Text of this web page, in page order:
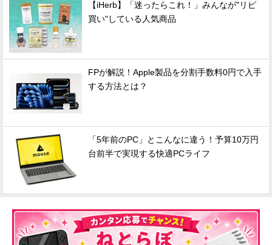
【iHerb】「迷ったらこれ！」みんなが"リピ
買い"している人気商品
FPが解説！Apple製品を分割手数料0円で入手
する方法とは？
「5年前のPC」とこんなに違う！予算10万円
台前半で実現する快適PCライフ